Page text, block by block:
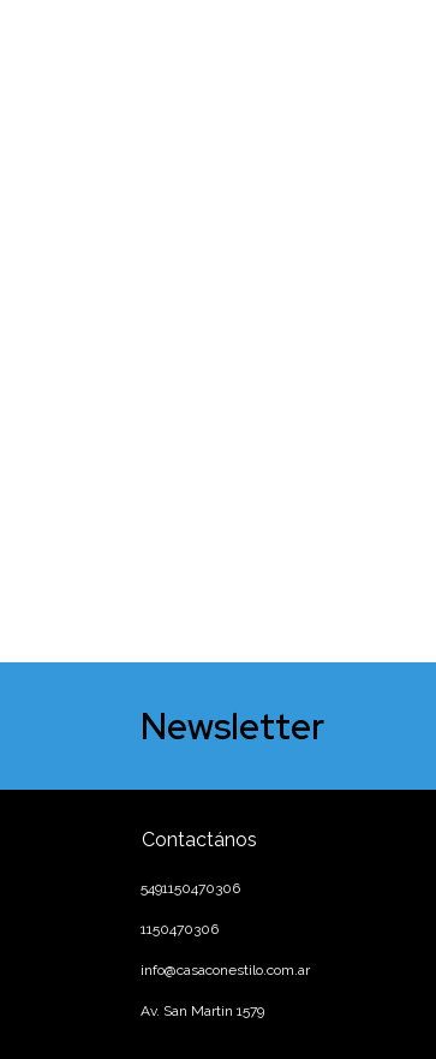
Newsletter
Contactános
5491150470306
1150470306
info@casaconestilo.com.ar
Av. San Martin 1579